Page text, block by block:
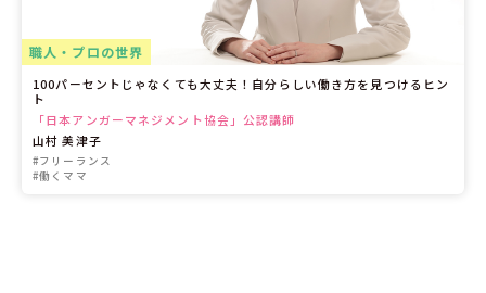
職人・プロの世界
100パーセントじゃなくても大丈夫！自分らしい働き方を見つけるヒン
ト
「日本アンガーマネジメント協会」公認講師
山村 美津子
#フリーランス
#働くママ